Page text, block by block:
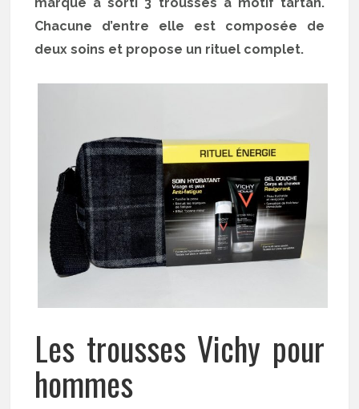
Chacune d’entre elle est composée de
deux soins et propose un rituel complet.
Les trousses Vichy pour
hommes